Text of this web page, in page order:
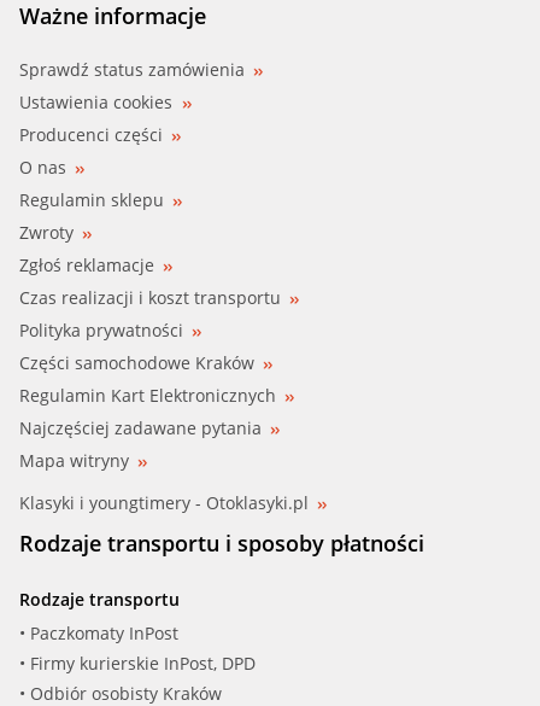
Ważne informacje
Sprawdź status zamówienia
Ustawienia cookies
Producenci części
O nas
Regulamin sklepu
Zwroty
Zgłoś reklamacje
Czas realizacji i koszt transportu
Polityka prywatności
Części samochodowe Kraków
Regulamin Kart Elektronicznych
Najczęściej zadawane pytania
Mapa witryny
Klasyki i youngtimery - Otoklasyki.pl
Rodzaje transportu i sposoby płatności
Rodzaje transportu
• Paczkomaty InPost
• Firmy kurierskie InPost, DPD
• Odbiór osobisty Kraków